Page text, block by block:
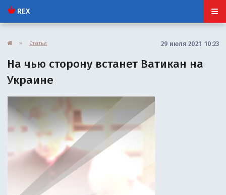
REX
» Статьи 29 июля 2021 10:23
На чью сторону встанет Ватикан на
Украине